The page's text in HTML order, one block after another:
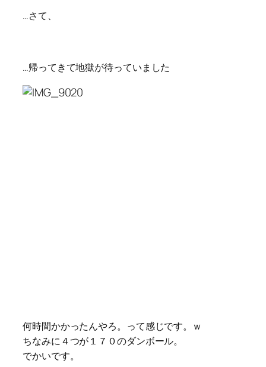
…さて、
…帰ってきて地獄が待っていました
何時間かかったんやろ。って感じです。ｗ
ちなみに４つが１７０のダンボール。
でかいです。